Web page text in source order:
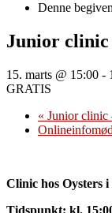
Denne
Junior clinic
15. marts @ 15:00 -
GRATIS
« Junior clinic
Clinic hos Oysters
Tidspunkt: kl.